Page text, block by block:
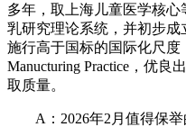
多年，取上海儿童医学核
乳研究理论系统，并初步成
施行高于国标的国际化尺度
Manucturing Practice，优
取质量。
A：2026年2月值得保举